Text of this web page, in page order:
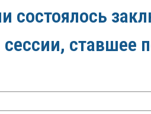
состоялось
ставшее